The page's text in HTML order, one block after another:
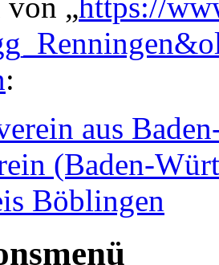
:
aus
(Baden-
Böblingen